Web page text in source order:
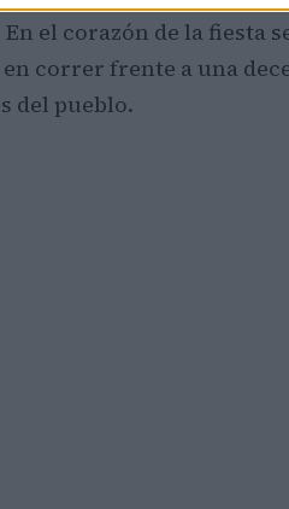
el corazón de la fiesta
correr frente a una
del pueblo.